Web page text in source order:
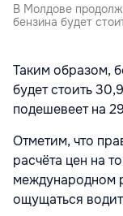
В Молдове
бензина будет
Таким образом,
будет стоить
подешевеет на
Отметим, что
расчёта цен на
международном
ощущаться